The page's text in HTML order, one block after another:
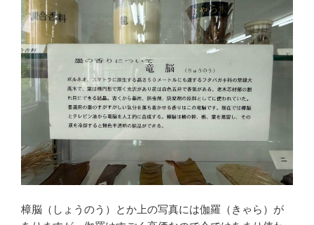
樟脳（しょうのう）とか上の写真には伽羅（きゃら）が